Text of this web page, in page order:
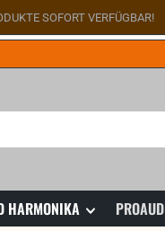
SOFORT VERFÜGBAR!
HARMONIKA